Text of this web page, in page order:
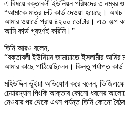
এ বিষয়ে বক্তাবলী ইউনিয়ন পরিষদের ৩ নম্বর
“আমাকে মাত্র ৮টি কার্ড দেওয়া হয়েছে। অথচ
আমার ওয়ার্ডে প্রায় ৪২০০ ভোটার। এত অল্প
আমি কার্ড গ্রহণই করিনি।”
তিনি আরও বলেন,
“বক্তাবলী ইউনিয়ন জামায়াতে ইসলামীর আমির
আমার কাছে পাঠিয়েছিলেন। কিন্তু পর্যাপ্ত
মহিউদ্দিন ভূঁইয়া অভিযোগ করে বলেন,
চেয়ারম্যান পিংকি আক্তার কোনো ধরনের
নেওয়ার পর থেকে এখন পর্যন্ত তিনি কোনো